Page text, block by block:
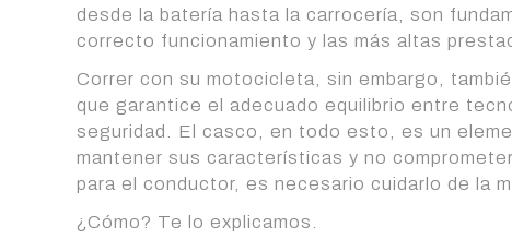
desde la batería hasta la carrocería, son
correcto funcionamiento y las más altas
Correr con su motocicleta, sin embargo,
que garantice el adecuado equilibrio entre
seguridad. El casco, en todo esto, es un
mantener sus características y no
para el conductor, es necesario cuidarlo de la
¿Cómo? Te lo explicamos.